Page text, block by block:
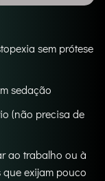
sem prótese
sedação
(não precisa de
ao trabalho ou à
exijam pouco